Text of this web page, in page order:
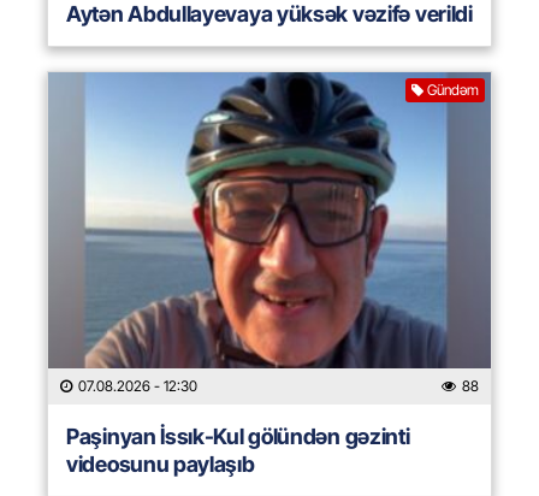
Aytən Abdullayevaya yüksək vəzifə verildi
Gündəm
07.08.2026 - 12:30 88
Paşinyan İssık-Kul gölündən gəzinti
videosunu paylaşıb